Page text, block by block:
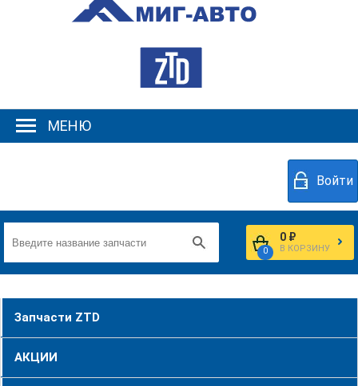
МЕНЮ
Войти
0
0 ₽
В КОРЗИНУ
Запчасти ZTD
АКЦИИ